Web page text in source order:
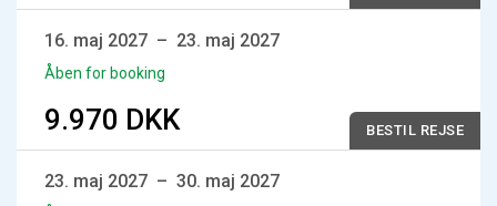
16. maj 2027 – 23. maj 2027
Åben for booking
9.970 DKK BESTIL REJSE
23. maj 2027 – 30. maj 2027